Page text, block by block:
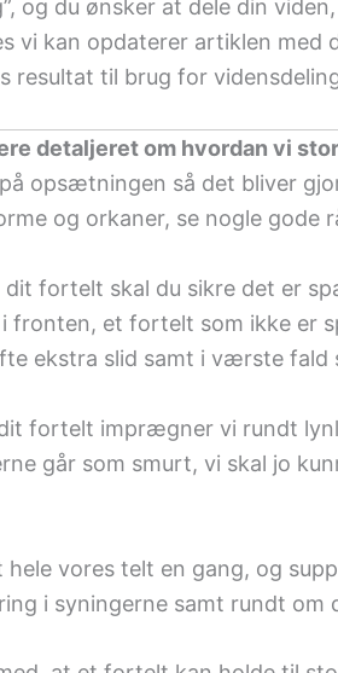
og du ønsker at dele din
vi kan opdaterer artiklen med
resultat til brug for
detaljeret om hvordan vi
opsætningen så det bliver
og orkaner, se nogle gode
dit fortelt skal du sikre det er
fronten, et fortelt som ikke er
ekstra slid samt i værste fald
fortelt imprægner vi rundt
går som smurt, vi skal jo
vores telt en gang, og
i syningerne samt rundt om